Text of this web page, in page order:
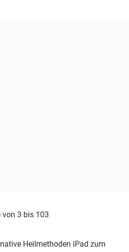
von 3 bis 103
Heilmethoden iPad zum